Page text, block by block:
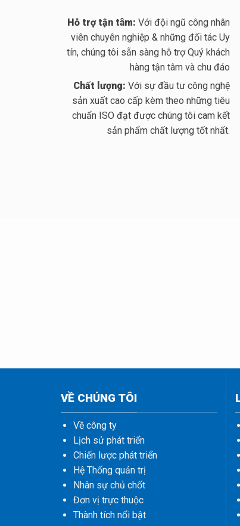
Hỗ trợ tận tâm: Với đội ngũ công nhân
viên chuyên nghiệp & những đối tác Uy
tín, chúng tôi sẵn sàng hỗ trợ Quý khách
hàng tận tâm và chu đáo
Chất lượng: Với sự đầu tư công nghệ
sản xuất cao cấp kèm theo những tiêu
chuẩn ISO đạt được chúng tôi cam kết
sản phẩm chất lượng tốt nhất.
VỀ CHÚNG TÔI
Về công ty
Lịch sử phát triển
Chiến lược phát triển
Hệ Thống quản trị
Nhân sự chủ chốt
Đơn vị trực thuộc
Thành tích nổi bật